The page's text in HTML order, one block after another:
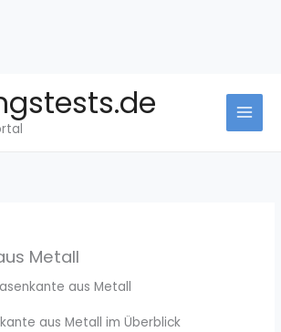
Metall
aus Metall
aus Metall im Überblick